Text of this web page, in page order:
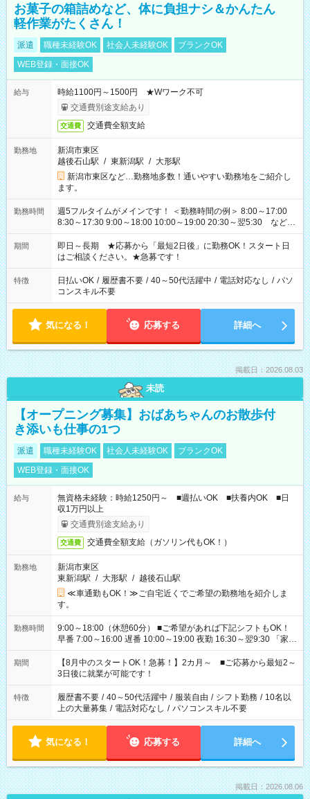
お菓子の箱詰めなど、体に負担ナシ＆かんたん
軽作業がたくさん！
派遣 職種未経験OK 社会人未経験OK
ブランクOK
WEB登録・面接OK
給与
時給1100円～1500円 ★Wワーク不可
交通費別途支給あり
交通費 交通費全額支給
勤務地
新潟市東区
越後石山駅 / 東新潟駅 / 大形駅
新潟市東区など…勤務地多数！通いやすい勤務地をご紹介し
ます。
勤務時間
週5フルタイムがメインです！ ＜勤務時間の例＞ 8:00～17:00
8:30～17:30 9:00～18:00 10:00～19:00 20:30～翌5:30 など ★
その他にも勤務時間多数！ 日勤のみ、残業なし、交替制など
ご希望を教えてください！
期間
即日～長期 ★応募から「最短2日後」に勤務OK！スタート日
はご相談ください。★急募です！
特徴 日払いOK / 履歴書不要 / 40～50代活躍中 / 電話対応なし / パソ
コンスキル不要
気になる！ 応募する 詳細へ
掲載日：2026.08.03
未読
【オープニング募集】おばあちゃんのお散歩付
き添いも仕事の1つ
派遣 職種未経験OK 社会人未経験OK
ブランクOK
WEB登録・面接OK
給与
無資格未経験：時給1250円～ ■週払いOK ■扶養内OK ■日
収1万円以上
交通費別途支給あり
交通費 交通費全額支給（ガソリン代もOK！）
勤務地
新潟市東区
東新潟駅 / 大形駅 / 越後石山駅
≪車通勤もOK！≫ご自宅近くでご希望の勤務地を紹介しま
す。
勤務時間
9:00～18:00（休憩60分） ■ご希望があれば下記シフトもOK！
早番 7:00～16:00 遅番 10:00～19:00 夜勤 16:30～翌9:30 「家族
と休みを合わせたい」 「余裕を持って夕飯の準備がしたい」
「できれば残業はしたくない」 など、ご希望を教えてください
ね。 ※Wワーク希望の方へ 今ご覧のお仕事で希望する勤務時間
と、もう1つのお仕事の勤務時間。 合計で週40時間を超える場
合は応募できません。
期間
【8月中のスタートOK！急募！】2カ月～ ■ご応募から最短2～
3日後に就業が可能です！
特徴 履歴書不要 / 40～50代活躍中 / 服装自由 / シフト勤務 / 10名以
上の大量募集 / 電話対応なし / パソコンスキル不要
気になる！ 応募する 詳細へ
掲載日：2026.08.06